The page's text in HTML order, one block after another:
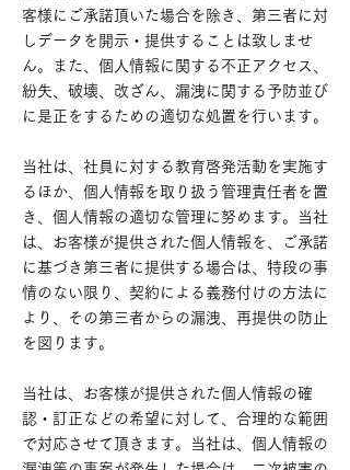
客様にご承諾頂いた場合を除き、第三者に対
しデータを開示・提供することは致しませ
ん。また、個人情報に関する不正アクセス、
紛失、破壊、改ざん、漏洩に関する予防並び
に是正をするための適切な処置を行います。
当社は、社員に対する教育啓発活動を実施す
るほか、個人情報を取り扱う管理責任者を置
き、個人情報の適切な管理に努めます。当社
は、お客様が提供された個人情報を、ご承諾
に基づき第三者に提供する場合は、特段の事
情のない限り、契約による義務付けの方法に
より、その第三者からの漏洩、再提供の防止
を図ります。
当社は、お客様が提供された個人情報の確
認・訂正などの希望に対して、合理的な範囲
で対応させて頂きます。当社は、個人情報の